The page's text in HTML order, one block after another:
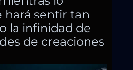
hará sentir tan
la infinidad de
de creaciones